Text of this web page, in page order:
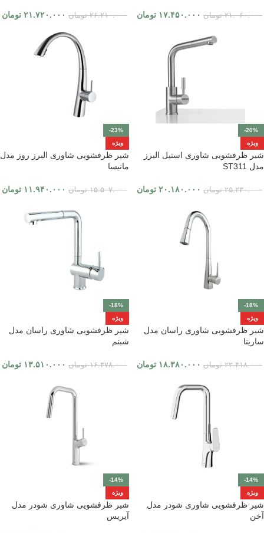
۲۱.۰۶۰.۰۰۰ تومان ۱۷.۴۵۰.۰۰۰ تومان ۲۶.۲۱۰.۰۰۰ تومان ۲۱.۷۲۰.۰۰۰ تومان
-20%
ویژه
شیر ظرفشویی شاوری استیل البرز
مدل ST311
۲۵.۲۳۰.۰۰۰ تومان ۲۰.۱۸۰.۰۰۰ تومان
-23%
ویژه
شیر ظرفشویی شاوری البرز روز مدل
مانیسا
۱۵.۵۰۷.۰۰۰ تومان ۱۱.۹۴۰.۰۰۰ تومان
-18%
ویژه
شیر ظرفشویی شاوری راسان مدل
سارینا
۲۲.۴۱۸.۰۰۰ تومان ۱۸.۳۸۰.۰۰۰ تومان
-18%
ویژه
شیر ظرفشویی شاوری راسان مدل
شبنم
۱۶.۴۷۸.۰۰۰ تومان ۱۳.۵۱۰.۰۰۰ تومان
-14%
ویژه
شیر ظرفشویی شاوری شودر مدل
آخن
-14%
ویژه
شیر ظرفشویی شاوری شودر مدل
آیریس